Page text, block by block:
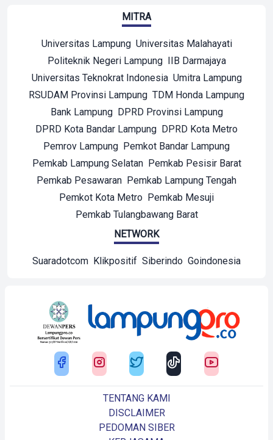
MITRA
Universitas Lampung Universitas Malahayati
Politeknik Negeri Lampung IIB Darmajaya
Universitas Teknokrat Indonesia Umitra Lampung
RSUDAM Provinsi Lampung TDM Honda Lampung
Bank Lampung DPRD Provinsi Lampung
DPRD Kota Bandar Lampung DPRD Kota Metro
Pemrov Lampung Pemkot Bandar Lampung
Pemkab Lampung Selatan Pemkab Pesisir Barat
Pemkab Pesawaran Pemkab Lampung Tengah
Pemkot Kota Metro Pemkab Mesuji
Pemkab Tulangbawang Barat
NETWORK
Suaradotcom Klikpositif Siberindo Goindonesia
TENTANG KAMI
DISCLAIMER
PEDOMAN SIBER